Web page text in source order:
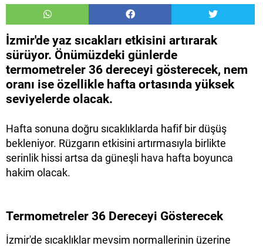
İzmir'de yaz sıcakları etkisini artırarak
sürüyor. Önümüzdeki günlerde
termometreler 36 dereceyi gösterecek, nem
oranı ise özellikle hafta ortasında yüksek
seviyelerde olacak.
Hafta sonuna doğru sıcaklıklarda hafif bir düşüş
bekleniyor. Rüzgarın etkisini artırmasıyla birlikte
serinlik hissi artsa da güneşli hava hafta boyunca
hakim olacak.
Termometreler 36 Dereceyi Gösterecek
İzmir'de sıcaklıklar mevsim normallerinin üzerine